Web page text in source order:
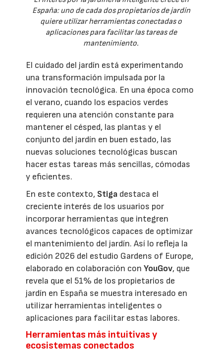
España: uno de cada dos propietarios de jardín
quiere utilizar herramientas conectadas o
aplicaciones para facilitar las tareas de
mantenimiento.
El cuidado del jardín está experimentando
una transformación impulsada por la
innovación tecnológica. En una época como
el verano, cuando los espacios verdes
requieren una atención constante para
mantener el césped, las plantas y el
conjunto del jardín en buen estado, las
nuevas soluciones tecnológicas buscan
hacer estas tareas más sencillas, cómodas
y eficientes.
En este contexto, Stiga destaca el
creciente interés de los usuarios por
incorporar herramientas que integren
avances tecnológicos capaces de optimizar
el mantenimiento del jardín. Así lo refleja la
edición 2026 del estudio Gardens of Europe,
elaborado en colaboración conYouGov, que
revela que el 51% de los propietarios de
jardín en España se muestra interesado en
utilizar herramientas inteligentes o
aplicaciones para facilitar estas labores.
Herramientas más intuitivas y
ecosistemas conectados